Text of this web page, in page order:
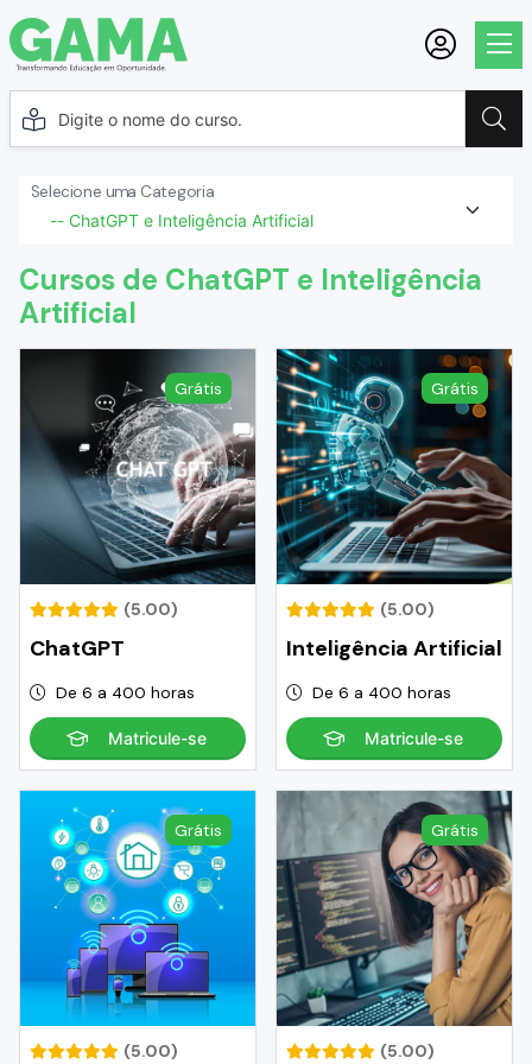
Selecione uma Categoria
Cursos de ChatGPT e Inteligência
Artificial
Grátis
(5.00)
ChatGPT
De 6 a 400 horas
Matricule-se
Grátis
(5.00)
Inteligência Artificial
De 6 a 400 horas
Matricule-se
Grátis
(5.00)
Grátis
(5.00)